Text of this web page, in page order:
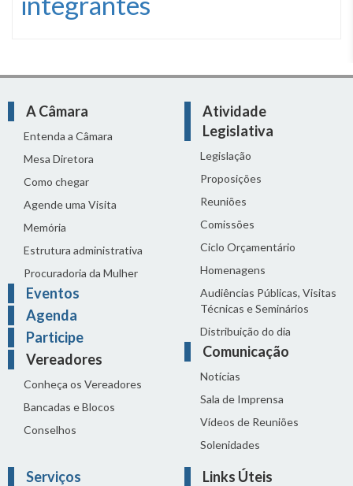
A Câmara
Entenda a Câmara
Mesa Diretora
Como chegar
Agende uma Visita
Memória
Estrutura administrativa
Procuradoria da Mulher
Eventos
Agenda
Participe
Vereadores
Conheça os Vereadores
Bancadas e Blocos
Conselhos
Atividade
Legislativa
Legislação
Proposições
Reuniões
Comissões
Ciclo Orçamentário
Homenagens
Audiências Públicas, Visitas
Técnicas e Seminários
Distribuição do dia
Comunicação
Notícias
Sala de Imprensa
Vídeos de Reuniões
Solenidades
Serviços Links Úteis